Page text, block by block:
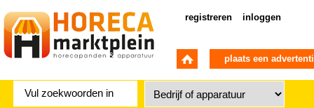
registreren inloggen
plaats een